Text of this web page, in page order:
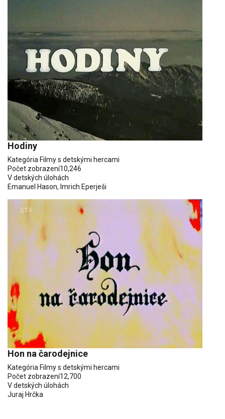
Hodiny
Kategória Filmy s detskými hercami
Počet zobrazení10,246
V detských úlohách
Emanuel Hason, Imrich Eperješi
Hon na čarodejnice
Kategória Filmy s detskými hercami
Počet zobrazení12,700
V detských úlohách
Juraj Hrčka